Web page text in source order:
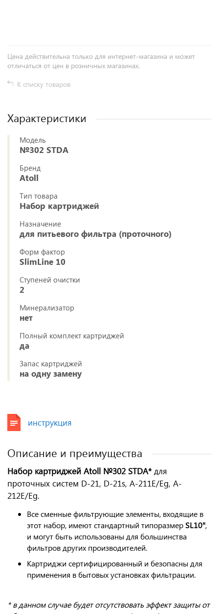
Цена действительна только для интернет-магазина и может
отличаться от цен в розничных магазинах.
К списку товаров
Характеристики
Модель
№302 STDA
Бренд
Atoll
Тип товара
Набор картриджей
Назначение
для питьевого фильтра (проточного)
Форм фактор
SlimLine 10
Ступеней очистки
2
Минерализатор
нет
Полный комплект картриджей
да
Запас картриджей
на одну замену
инструкция
Описание и преимущества
Набор картриджей Atoll №302 STDA*для
проточных систем D-21, D-21s, A-211E/Eg, A-
212E/Eg.
Все сменные фильтрующие элементы, входящие в
этот набор, имеют стандартный типоразмер SL10",
и могут быть использованы для большинства
фильтров других производителей.
Картриджи сертифицированный и безопасны для
применения в бытовых установках фильтрации.
* в данном случае будет отсутствовать эффект защиты от